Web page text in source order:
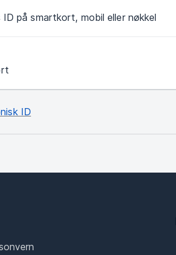
ID på smartkort, mobil eller nøkkel
ID